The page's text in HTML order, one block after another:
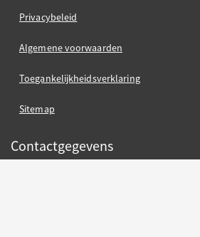
Privacybeleid
Algemene voorwaarden
Toegankelijkheidsverklaring
Sitemap
Contactgegevens